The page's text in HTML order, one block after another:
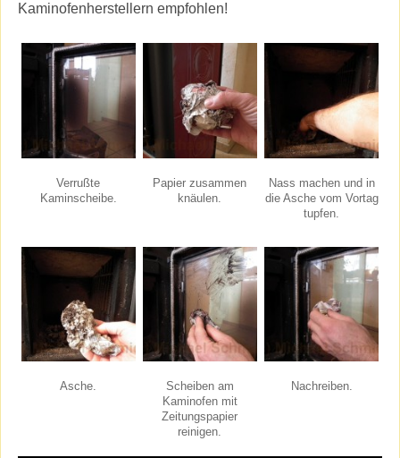
Kaminofenherstellern empfohlen!
Verrußte
Kaminscheibe.
Papier zusammen
knäulen.
Nass machen und in
die Asche vom Vortag
tupfen.
Asche.
Scheiben am
Kaminofen mit
Zeitungspapier
reinigen.
Nachreiben.